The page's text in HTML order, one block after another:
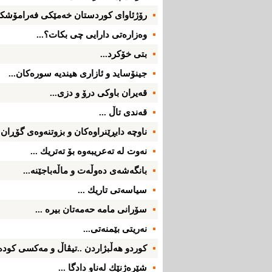
رۆژئاوای‌ كوردستان خه‌مێكی‌
وه‌زاره‌تی‌ دارایی‌ چی‌ بكات؟...
بتی‌ خۆكرد...
جینۆساید و ئازاری‌ هیندیه‌ سوره‌كان...
قه‌یران باوكی‌ درۆ و دزی‌...
قه‌ندی‌ تاڵ ...
ناوچه‌ دابڕێنراوه‌كان و بزوتنه‌وه‌ی‌
نه‌وت له‌ ته‌عریبه‌وه‌ بۆ ته‌تریك ...
بانگه‌شه‌ی‌ ده‌وڵه‌ت و ماڵه‌باجێنه‌...
سیاسه‌تی‌ تاریك ...
سۆرانی‌ مامه‌ حه‌مه‌تان بیره‌ ...
نه‌ریتی‌ بێمنه‌تی‌...
كوردو هه‌ڵبژاردن ..تیڤاڵ و مه‌كسی‌
شێره‌ژنێك له‌ناو دادگا ...